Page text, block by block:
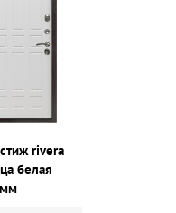
rivera
белая